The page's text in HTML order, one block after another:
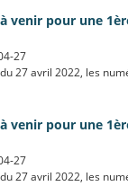
venir pour une
27
27 avril 2022, les
venir pour une
27
27 avril 2022, les